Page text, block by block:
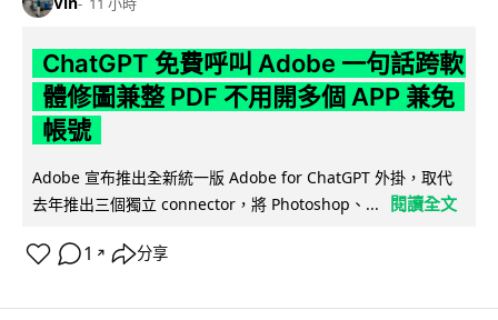
ChatGPT 免費呼叫 Adobe 一句話跨軟
體修圖兼整 PDF 不用開多個 APP 兼免
帳號
Adobe 宣布推出全新統一版 Adobe for ChatGPT 外掛，取代
去年推出三個獨立 connector，將 Photoshop、...
閱讀全文
1 ↗ 分享